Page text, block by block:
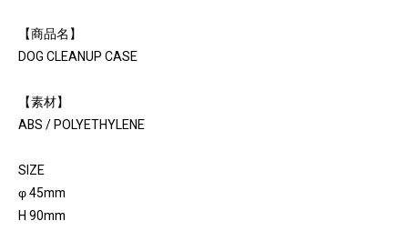
【商品名】
DOG CLEANUP CASE
【素材】
ABS / POLYETHYLENE
SIZE
φ 45mm
H 90mm